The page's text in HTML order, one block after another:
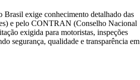
Brasil exige conhecimento detalhado das
e pelo CONTRAN (Conselho Nacional
exigida para motoristas, inspeções
segurança, qualidade e transparência em